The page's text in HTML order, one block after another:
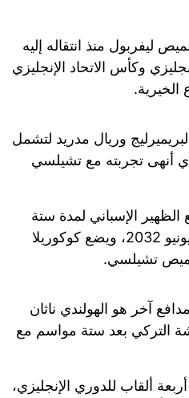
مباراة بقميص ليفربول منذ انتقاله إليه
الإنجليزي وكأس الاتحاد الإنجليزي
وريال مدريد لتشمل
أنهى تجربته مع تشيلسي
الظهير الإسباني لمدة ستة
مواسم، ليستمر عقده حتى يونيو 2032، ويضع كوكوريلا
تشيلسي.
آخر هو الهولندي ناثان
التركي بعد ستة مواسم مع
ألقاب للدوري الإنجليزي،